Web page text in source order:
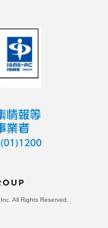
All Rights Reserved.